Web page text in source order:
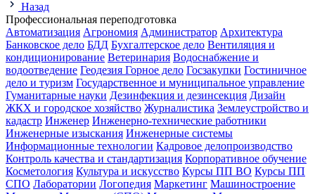
Назад
Профессиональная переподготовка
Автоматизация Агрономия Администратор Архитектура
Банковское дело БДД Бухгалтерское дело Вентиляция и
кондиционирование Ветеринария Водоснабжение и
водоотведение Геодезия Горное дело Госзакупки Гостиничное
дело и туризм Государственное и муниципальное управление
Гуманитарные науки Дезинфекция и дезинсекция Дизайн
ЖКХ и городское хозяйство Журналистика Землеустройство и
кадастр Инженер Инженерно-технические работники
Инженерные изыскания Инженерные системы
Информационные технологии Кадровое делопроизводство
Контроль качества и стандартизация Корпоративное обучение
Косметология Культура и искусство Курсы ПП ВО Курсы ПП
СПО Лаборатории Логопедия Маркетинг Машиностроение